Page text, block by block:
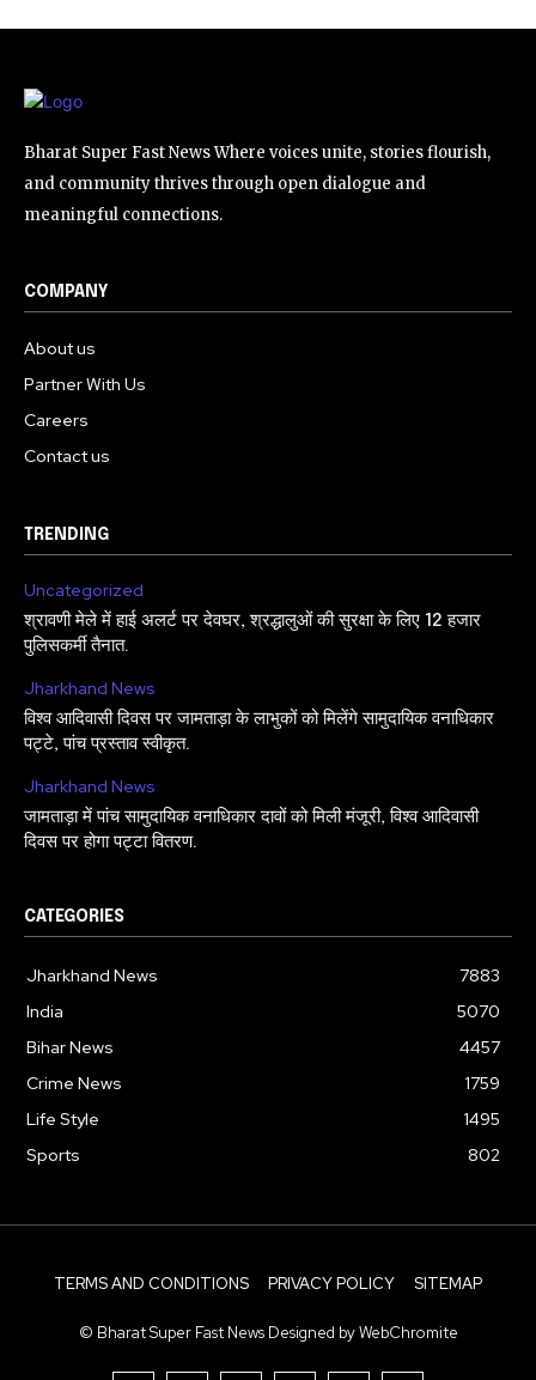
Bharat Super Fast News Where voices unite, stories flourish,
and community thrives through open dialogue and
meaningful connections.
COMPANY
About us
Partner With Us
Careers
Contact us
TRENDING
Uncategorized
श्रावणी मेले में हाई अलर्ट पर देवघर, श्रद्धालुओं की सुरक्षा के लिए 12 हजार
पुलिसकर्मी तैनात.
Jharkhand News
विश्व आदिवासी दिवस पर जामताड़ा के लाभुकों को मिलेंगे सामुदायिक वनाधिकार
पट्टे, पांच प्रस्ताव स्वीकृत.
Jharkhand News
जामताड़ा में पांच सामुदायिक वनाधिकार दावों को मिली मंजूरी, विश्व आदिवासी
दिवस पर होगा पट्टा वितरण.
CATEGORIES
Jharkhand News
7883
India
5070
Bihar News
4457
Crime News
1759
Life Style
1495
Sports
802
TERMS AND CONDITIONS PRIVACY POLICY SITEMAP
© Bharat Super Fast News Designed by WebChromite